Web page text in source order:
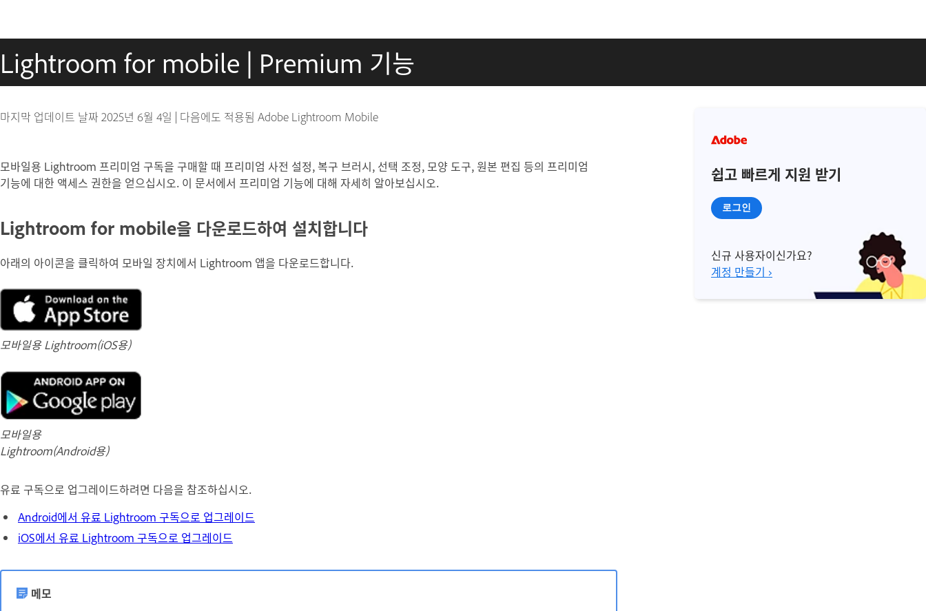
Lightroom for mobile | Premium 기능
마지막 업데이트 날짜2025년 6월 4일 | 다음에도 적용됨 Adobe Lightroom Mobile
모바일용 Lightroom 프리미엄 구독을 구매할 때 프리미엄 사전 설정, 복구 브러시, 선택 조정, 모양 도구, 원본 편집 등의 프리미엄
기능에 대한 액세스 권한을 얻으십시오. 이 문서에서 프리미엄 기능에 대해 자세히 알아보십시오.
Lightroom for mobile을 다운로드하여 설치합니다
아래의 아이콘을 클릭하여 모바일 장치에서 Lightroom 앱을 다운로드합니다.
모바일용 Lightroom(iOS용)
모바일용
Lightroom(Android용)
유료 구독으로 업그레이드하려면 다음을 참조하십시오.
Android에서 유료 Lightroom 구독으로 업그레이드
iOS에서 유료 Lightroom 구독으로 업그레이드
메모
쉽고 빠르게 지원 받기
로그인
신규 사용자이신가요?
계정 만들기 ›